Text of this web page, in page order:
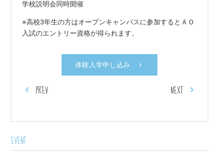
学校説明会同時開催
※高校3年生の方はオープンキャンパスに参加するとＡＯ
入試のエントリー資格が得られます。
体験入学申し込み
PREV NEXT
EVENT